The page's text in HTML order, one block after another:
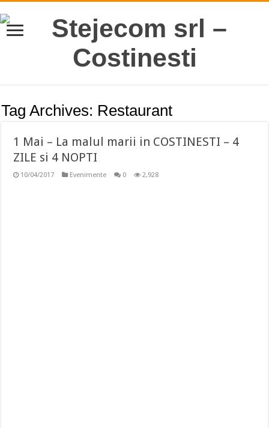
Tag Archives: Restaurant
1 Mai – La malul marii in COSTINESTI – 4
ZILE si 4 NOPTI
10/04/2017 Evenimente 0 2,928